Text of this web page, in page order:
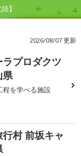
】
2026/08/07 更新
プロダクツ
県
程を学べる施設
村 前坂キャ